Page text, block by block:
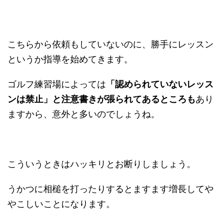
こちらから依頼もしていないのに、勝手にレッスン
というか指導を始めてきます。
ゴルフ練習場によっては 「認められていないレッス
ンは禁止」と注意書きが張られてあるところもあり
ますから、意外と多いのでしょうね。
こういうときはハッキリとお断りしましょう。
うかつに相槌を打ったりするとますます増長してや
やこしいことになります。